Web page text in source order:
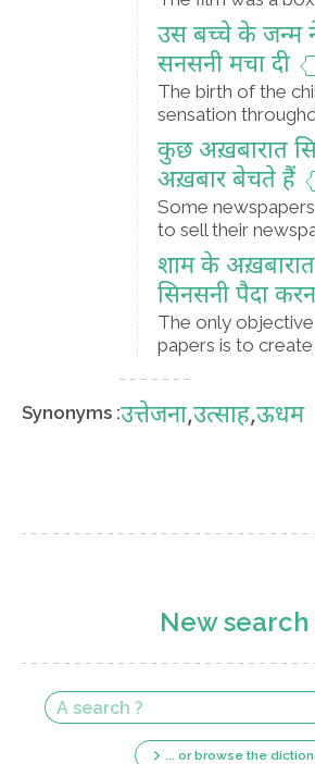
उस बच्चे के जन्म
सनसनी मचा दी
The birth of the
sensation
कुछ अख़बारात
अख़बार बेचते हैं
Some
to sell their
शाम के
सिनसनी पैदा
The only
papers is to
Synonyms :उत्तेजना,उत्साह,ऊधम
New search
... or browse the